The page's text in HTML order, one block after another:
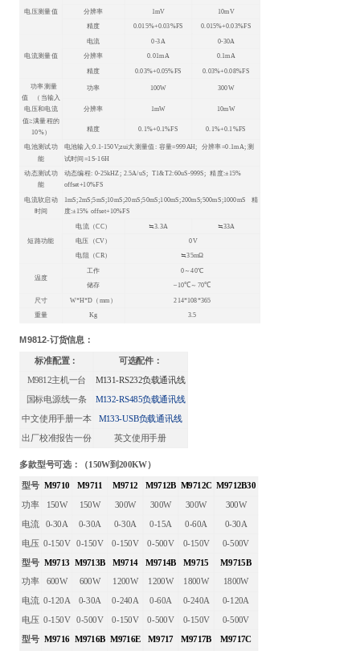
电压测量值 分辨率 1mV 10mV
精度 0.015%+0.03%FS 0.015%+0.03%FS
电流测量值
电流 0-3A 0-30A
分辨率 0.01mA 0.1mA
精度 0.03%+0.05%FS 0.03%+0.08%FS
功率测量
值 （当输入
电压和电流
值≥满量程的
10%）
功率 100W 300W
分辨率 1mW 10mW
精度 0.1%+0.1%FS 0.1%+0.1%FS
电池测试功
能
电池输入:0.1-150V;zui大测量值: 容量=999AH; 分辨率=0.1mA; 测
试时间=1S-16H
动态测试功
能
动态编程: 0-25kHZ; 2.5A/uS; T1&T2:60uS-999S; 精度:±15%
offset+10%FS
电流软启动
时间
1mS;2mS;5mS;10mS;20mS;50mS;100mS;200mS;500mS;1000mS精
度:±15% offset+10%FS
短路功能
电流（CC） ≒3.3A ≒33A
电压（CV） 0V
电阻（CR） ≒35mΩ
温度
工作 0 ～40℃
储存 –10℃～70℃
尺寸 W*H*D （mm） 214*108*365
重量 Kg 3.5
M9812-订货信息：
标准配置： 可选配件：
M9812主机一台 M131-RS232负载通讯线
国标电源线一条 M132-RS485负载通讯线
中文使用手册一本 M133-USB负载通讯线
出厂校准报告一份 英文使用手册
多款型号可选：（150W到200KW）
型号 M9710 M9711 M9712 M9712B M9712C M9712B30
功率 150W 150W 300W 300W 300W 300W
电流 0-30A 0-30A 0-30A 0-15A 0-60A 0-30A
电压 0-150V 0-150V 0-150V 0-500V 0-150V 0-500V
型号 M9713 M9713B M9714 M9714B M9715 M9715B
功率 600W 600W 1200W 1200W 1800W 1800W
电流 0-120A 0-30A 0-240A 0-60A 0-240A 0-120A
电压 0-150V 0-500V 0-150V 0-500V 0-150V 0-500V
型号 M9716 M9716B M9716E M9717 M9717B M9717C